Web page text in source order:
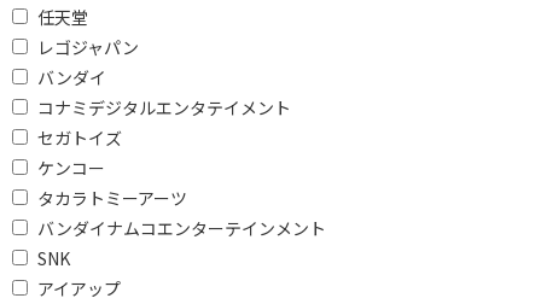
任天堂
レゴジャパン
バンダイ
コナミデジタルエンタテイメント
セガトイズ
ケンコー
タカラトミーアーツ
バンダイナムコエンターテインメント
SNK
アイアップ